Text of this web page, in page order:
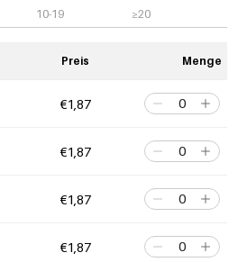
10-19 ≥20
Preis Menge
€1,87
€1,87
€1,87
€1,87